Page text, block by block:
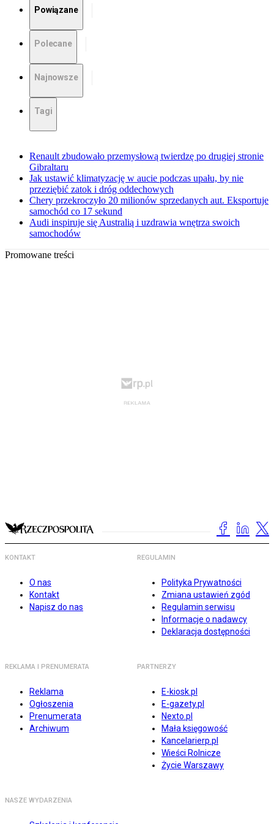
Powiązane
Polecane
Najnowsze
Tagi
Renault zbudowało przemysłową twierdzę po drugiej stronie
Gibraltaru
Jak ustawić klimatyzację w aucie podczas upału, by nie
przeziębić zatok i dróg oddechowych
Chery przekroczyło 20 milionów sprzedanych aut. Eksportuje
samochód co 17 sekund
Audi inspiruje się Australią i uzdrawia wnętrza swoich
samochodów
Promowane treści
KONTAKT
O nas
Kontakt
Napisz do nas
REGULAMIN
Polityka Prywatności
Zmiana ustawień zgód
Regulamin serwisu
Informacje o nadawcy
Deklaracja dostępności
REKLAMA I PRENUMERATA
Reklama
Ogłoszenia
Prenumerata
Archiwum
PARTNERZY
E-kiosk.pl
E-gazety.pl
Nexto.pl
Mała księgowość
Kancelarierp.pl
Wieści Rolnicze
Życie Warszawy
NASZE WYDARZENIA